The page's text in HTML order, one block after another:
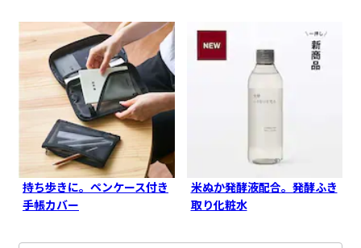
持ち歩きに。ペンケース付き
手帳カバー
米ぬか発酵液配合。発酵ふき
取り化粧水